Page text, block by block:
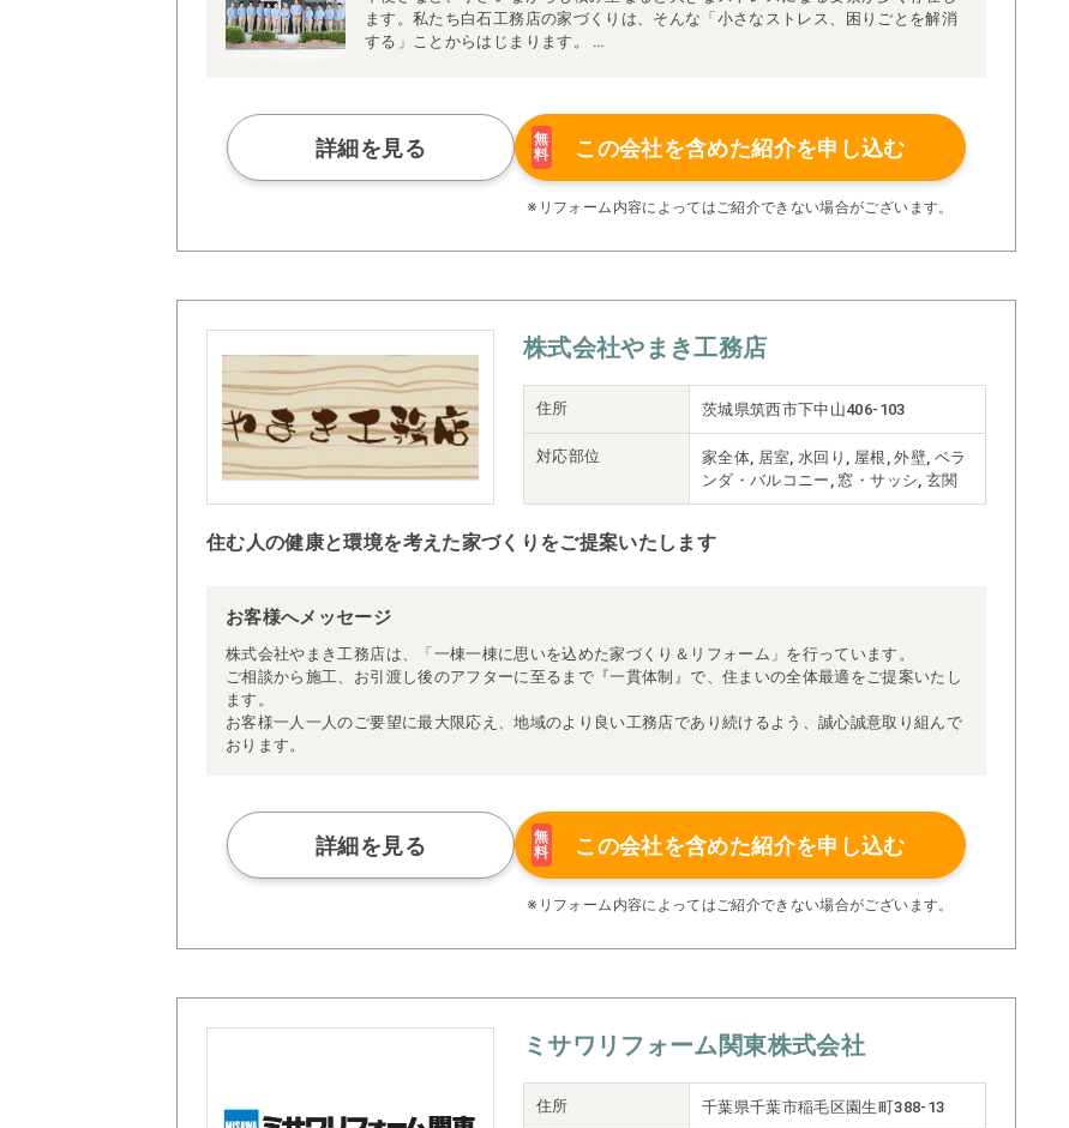
ます。私たち白石工務店の家づくりは、そんな「小さなストレス、困りごとを解消
する」ことからはじまります。
は、家事をしながら家族と会話ができるようになり、奥様にも大変喜んでいただき
住まいの温度差を減らしたり、家族が自然と集まりやすい動線を見直したりするこ
とで、身体だけでなく心まで温まる住環境を実現しています。
白石工務店は、そんな日常の小さなストレスに目を向け、解消することを通じて毎
詳細を見る
無
料
この会社を含めた紹介を申し込む
※リフォーム内容によってはご紹介できない場合がございます。
株式会社やまき工務店
住所 茨城県筑西市下中山406-103
対応部位
家全体, 居室, 水回り, 屋根, 外壁, ベラ
ンダ・バルコニー, 窓・サッシ, 玄関
住む人の健康と環境を考えた家づくりをご提案いたします
お客様へメッセージ
株式会社やまき工務店は、「一棟一棟に思いを込めた家づくり＆リフォーム」を行っています。
ご相談から施工、お引渡し後のアフターに至るまで『一貫体制』で、住まいの全体最適をご提案いたし
ます。
お客様一人一人のご要望に最大限応え、地域のより良い工務店であり続けるよう、誠心誠意取り組んで
おります。
詳細を見る
無
料
この会社を含めた紹介を申し込む
※リフォーム内容によってはご紹介できない場合がございます。
ミサワリフォーム関東株式会社
住所 千葉県千葉市稲毛区園生町388-13